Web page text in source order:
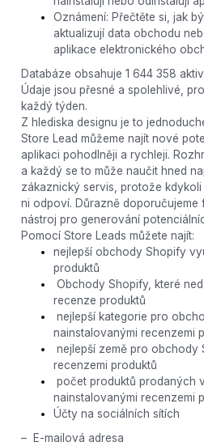
Oznámení: Přečtěte si, jak
aktualizují data obchodu
aplikace elektronického
Databáze obsahuje 1 644 358
Údaje jsou přesné a spolehlivé,
každý týden.
Z hlediska designu je to
Store Lead můžeme najít nové
aplikaci pohodlněji a rychleji.
a každý se to může naučit hned
zákaznický servis, protože
ni odpoví. Důrazně doporučujeme
nástroj pro generování
Pomocí Store Leads můžete najít:
nejlepší obchody Shopify
produktů
Obchody Shopify, které
recenze produktů
nejlepší kategorie pro
nainstalovanými recenzemi
nejlepší země pro obchody
recenzemi produktů
počet produktů prodaných
nainstalovanými recenzemi
Účty na sociálních sítích
– E-mailová adresa